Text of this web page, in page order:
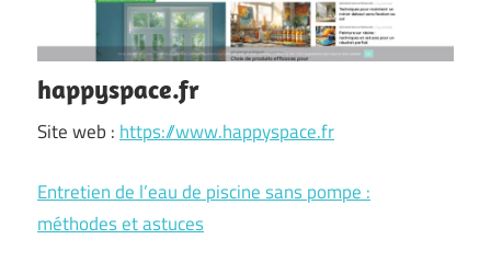
happyspace.fr
Site web : https://www.happyspace.fr
Entretien de l’eau de piscine sans pompe :
méthodes et astuces